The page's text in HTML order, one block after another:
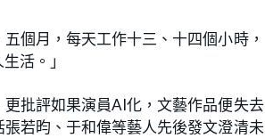
個月，每天工作十三、十四個小時，
活。」
批評如果演員AI化，文藝作品便失去
若昀、于和偉等藝人先後發文澄清未